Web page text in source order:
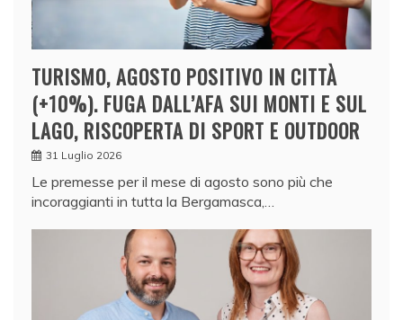
TURISMO, AGOSTO POSITIVO IN CITTÀ
(+10%). FUGA DALL’AFA SUI MONTI E SUL
LAGO, RISCOPERTA DI SPORT E OUTDOOR
31 Luglio 2026
Le premesse per il mese di agosto sono più che
incoraggianti in tutta la Bergamasca,…